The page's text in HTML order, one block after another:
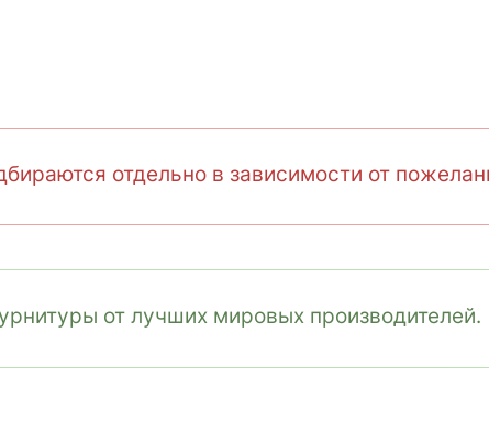
отдельно в зависимости от
от лучших мировых производителей.